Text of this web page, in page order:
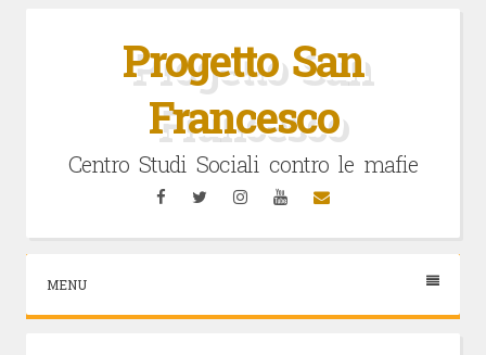
Progetto San
Francesco
Centro Studi Sociali contro le mafie
FacebookTwitterInstagramYouTubeEmail
MENU